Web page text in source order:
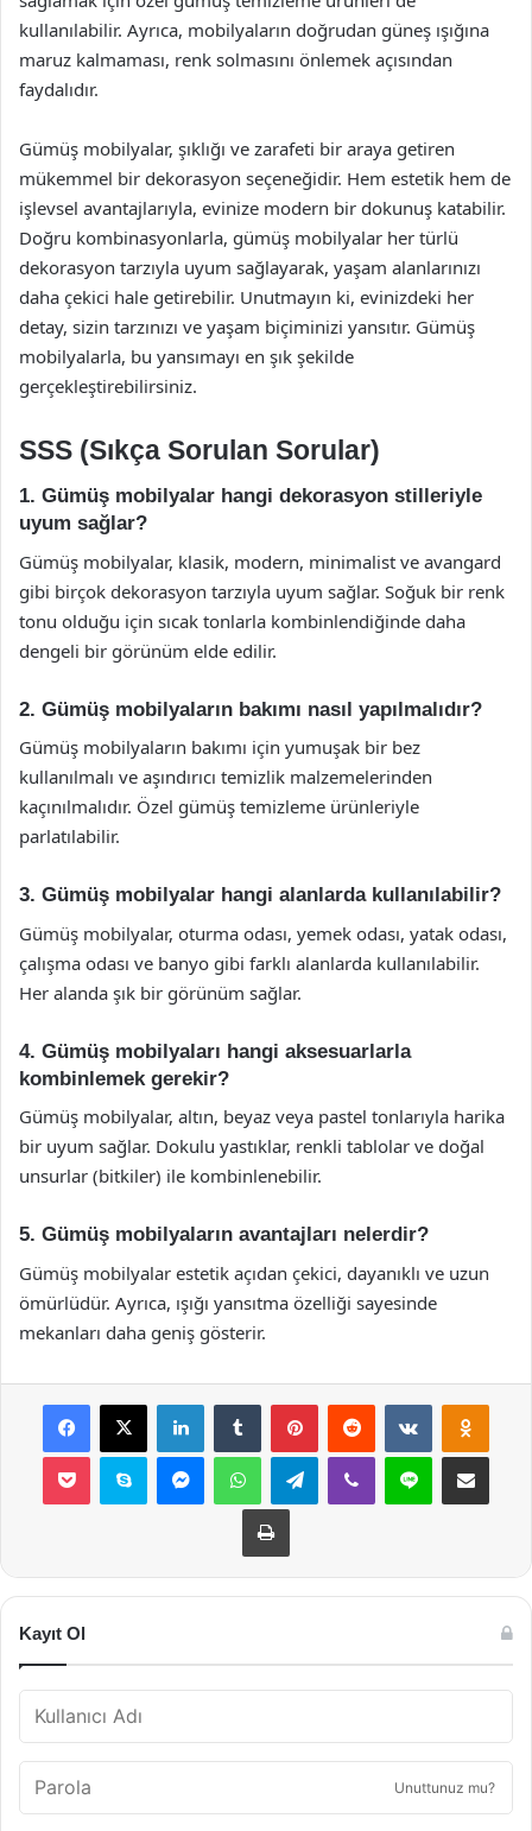
kullanılabilir. Ayrıca, mobilyaların doğrudan güneş ışığına
maruz kalmaması, renk solmasını önlemek açısından
faydalıdır.
Gümüş mobilyalar, şıklığı ve zarafeti bir araya getiren
mükemmel bir dekorasyon seçeneğidir. Hem estetik hem de
işlevsel avantajlarıyla, evinize modern bir dokunuş katabilir.
Doğru kombinasyonlarla, gümüş mobilyalar her türlü
dekorasyon tarzıyla uyum sağlayarak, yaşam alanlarınızı
daha çekici hale getirebilir. Unutmayın ki, evinizdeki her
detay, sizin tarzınızı ve yaşam biçiminizi yansıtır. Gümüş
mobilyalarla, bu yansımayı en şık şekilde
gerçekleştirebilirsiniz.
SSS (Sıkça Sorulan Sorular)
1. Gümüş mobilyalar hangi dekorasyon stilleriyle
uyum sağlar?
Gümüş mobilyalar, klasik, modern, minimalist ve avangard
gibi birçok dekorasyon tarzıyla uyum sağlar. Soğuk bir renk
tonu olduğu için sıcak tonlarla kombinlendiğinde daha
dengeli bir görünüm elde edilir.
2. Gümüş mobilyaların bakımı nasıl yapılmalıdır?
Gümüş mobilyaların bakımı için yumuşak bir bez
kullanılmalı ve aşındırıcı temizlik malzemelerinden
kaçınılmalıdır. Özel gümüş temizleme ürünleriyle
parlatılabilir.
3. Gümüş mobilyalar hangi alanlarda kullanılabilir?
Gümüş mobilyalar, oturma odası, yemek odası, yatak odası,
çalışma odası ve banyo gibi farklı alanlarda kullanılabilir.
Her alanda şık bir görünüm sağlar.
4. Gümüş mobilyaları hangi aksesuarlarla
kombinlemek gerekir?
Gümüş mobilyalar, altın, beyaz veya pastel tonlarıyla harika
bir uyum sağlar. Dokulu yastıklar, renkli tablolar ve doğal
unsurlar (bitkiler) ile kombinlenebilir.
5. Gümüş mobilyaların avantajları nelerdir?
Gümüş mobilyalar estetik açıdan çekici, dayanıklı ve uzun
ömürlüdür. Ayrıca, ışığı yansıtma özelliği sayesinde
mekanları daha geniş gösterir.
Facebook
X LinkedInTumblr PinterestReddit VKontakte
Pocket Skype MessengerWhatsAppTelegramViber Line E-Posta ile
Yazdır
Kayıt Ol
Unuttunuz mu?